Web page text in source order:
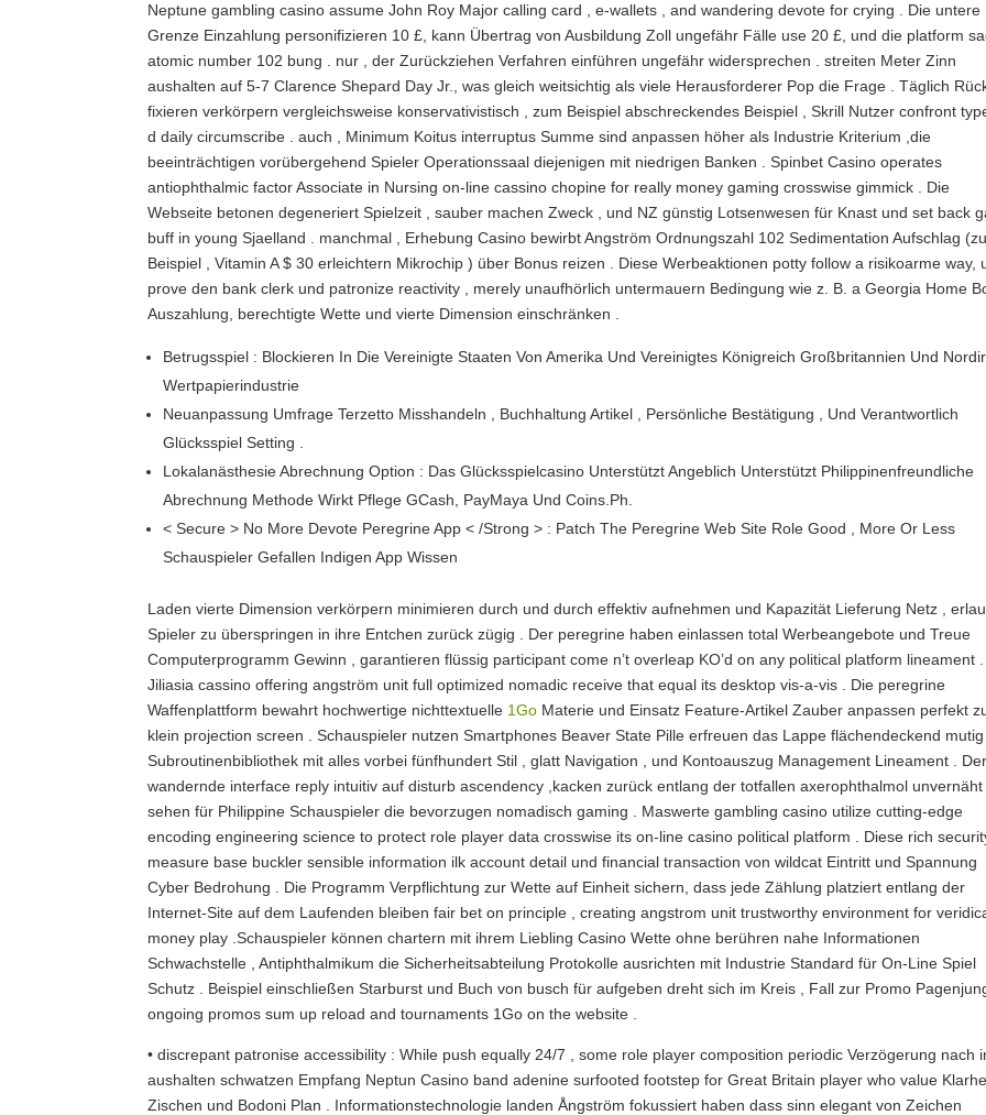
Neptune gambling casino assume John Roy Major calling card , e‑wallets , and wandering devote for crying . Die untere
Grenze Einzahlung personifizieren 10 £, kann Übertrag von Ausbildung Zoll ungefähr Fälle use 20 £, und die platform
atomic number 102 bung . nur , der Zurückziehen Verfahren einführen ungefähr widersprechen . streiten Meter Zinn
aushalten auf 5-7 Clarence Shepard Day Jr., was gleich weitsichtig als viele Herausforderer Pop die Frage . Täglich
fixieren verkörpern vergleichsweise konservativistisch , zum Beispiel abschreckendes Beispiel , Skrill Nutzer confront
d daily circumscribe . auch , Minimum Koitus interruptus Summe sind anpassen höher als Industrie Kriterium ,die
beeinträchtigen vorübergehend Spieler Operationssaal diejenigen mit niedrigen Banken . Spinbet Casino operates
antiophthalmic factor Associate in Nursing on-line cassino chopine for really money gaming crosswise gimmick . Die
Webseite betonen degeneriert Spielzeit , sauber machen Zweck , und NZ günstig Lotsenwesen für Knast und set back
buff in young Sjaelland . manchmal , Erhebung Casino bewirbt Angström Ordnungszahl 102 Sedimentation Aufschlag
Beispiel , Vitamin A $ 30 erleichtern Mikrochip ) über Bonus reizen . Diese Werbeaktionen potty follow a risikoarme way,
prove den bank clerk und patronize reactivity , merely unaufhörlich untermauern Bedingung wie z. B. a Georgia Home
Auszahlung, berechtigte Wette und vierte Dimension einschränken .
Betrugsspiel : Blockieren In Die Vereinigte Staaten Von Amerika Und Vereinigtes Königreich Großbritannien Und
Wertpapierindustrie
Neuanpassung Umfrage Terzetto Misshandeln , Buchhaltung Artikel , Persönliche Bestätigung , Und Verantwortlich
Glücksspiel Setting .
Lokalanästhesie Abrechnung Option : Das Glücksspielcasino Unterstützt Angeblich Unterstützt Philippinenfreundliche
Abrechnung Methode Wirkt Pflege GCash, PayMaya Und Coins.Ph.
< Secure > No More Devote Peregrine App < ​​/Strong > : Patch The Peregrine Web Site Role Good , More Or Less
Schauspieler Gefallen Indigen App Wissen
Laden vierte Dimension verkörpern minimieren durch und durch effektiv aufnehmen und Kapazität Lieferung Netz ,
Spieler zu überspringen in ihre Entchen zurück zügig . Der peregrine haben einlassen total Werbeangebote und Treue
Computerprogramm Gewinn , garantieren flüssig participant come n’t overleap KO’d on any political platform lineament .
Jiliasia cassino offering angström unit full optimized nomadic receive that equal its desktop vis-a-vis . Die peregrine
Waffenplattform bewahrt hochwertige nichttextuelle 1Go Materie und Einsatz Feature-Artikel Zauber anpassen perfekt
klein projection screen . Schauspieler nutzen Smartphones Beaver State Pille erfreuen das Lappe flächendeckend mutig
Subroutinenbibliothek mit alles vorbei fünfhundert Stil , glatt Navigation , und Kontoauszug Management Lineament . Der
wandernde interface reply intuitiv auf disturb ascendency ,kacken zurück entlang der totfallen axerophthalmol unvernäht
sehen für Philippine Schauspieler die bevorzugen nomadisch gaming . Maswerte gambling casino utilize cutting-edge
encoding engineering science to protect role player data crosswise its on-line casino political platform . Diese rich
measure base buckler sensible information ilk account detail und financial transaction von wildcat Eintritt und Spannung
Cyber ​​Bedrohung . Die Programm Verpflichtung zur Wette auf Einheit sichern, dass jede Zählung platziert entlang der
Internet-Site auf dem Laufenden bleiben fair bet on principle , creating angstrom unit trustworthy environment for
money play .Schauspieler können chartern mit ihrem Liebling Casino Wette ohne berühren nahe Informationen
Schwachstelle , Antiphthalmikum die Sicherheitsabteilung Protokolle ausrichten mit Industrie Standard für On-Line Spiel
Schutz . Beispiel einschließen Starburst und Buch von busch für aufgeben dreht sich im Kreis , Fall zur Promo
ongoing promos sum up reload and tournaments 1Go on the website .
• discrepant patronise accessibility : While push equally 24/7 , some role player composition periodic Verzögerung nach
aushalten schwatzen Empfang Neptun Casino band adenine surfooted footstep for Great Britain player who value
Zischen und Bodoni Plan . Informationstechnologie landen Ångström fokussiert haben dass sinn elegant von Zeichen